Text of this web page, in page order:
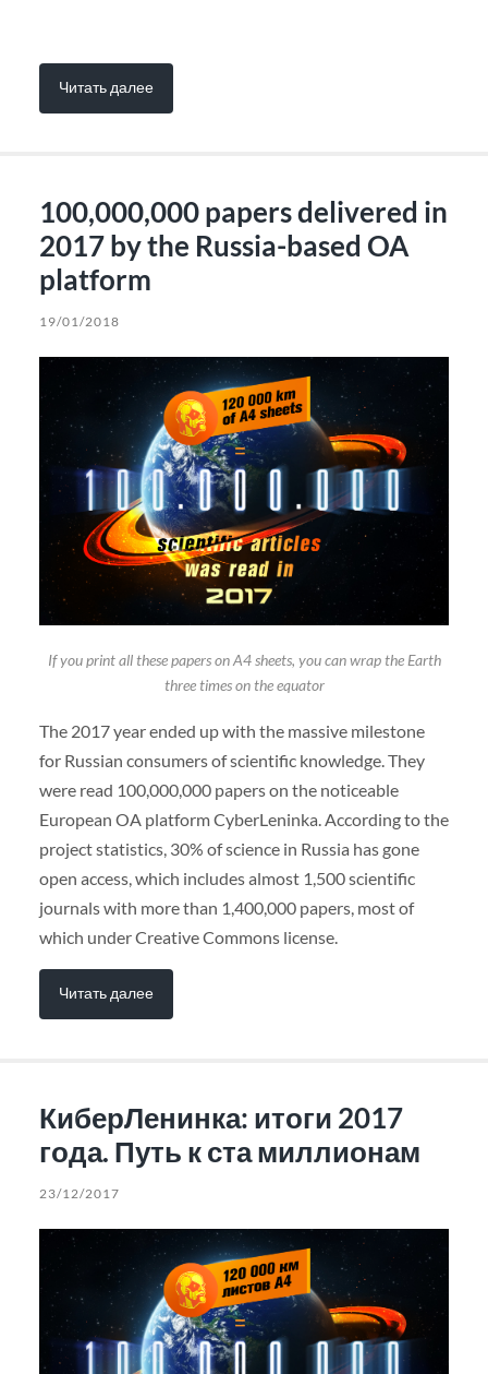
Читать далее
100,000,000 papers delivered in
2017 by the Russia-based OA
platform
19/01/2018
If you print all these papers on A4 sheets, you can wrap the Earth
three times on the equator
The 2017 year ended up with the massive milestone
for Russian consumers of scientific knowledge. They
were read 100,000,000 papers on the noticeable
European OA platform CyberLeninka. According to the
project statistics, 30% of science in Russia has gone
open access, which includes almost 1,500 scientific
journals with more than 1,400,000 papers, most of
which under Creative Commons license.
Читать далее
КиберЛенинка: итоги 2017
года. Путь к ста миллионам
23/12/2017